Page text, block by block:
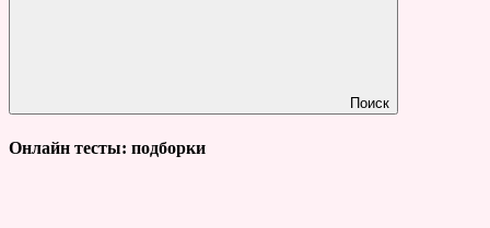
Поиск
Онлайн тесты: подборки